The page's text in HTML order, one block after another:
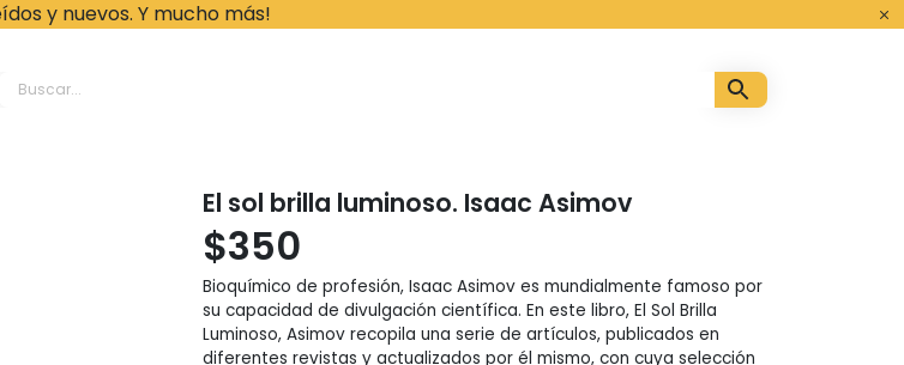
y nuevos. Y mucho más!
El sol brilla luminoso. Isaac Asimov
$350
Bioquímico de profesión, Isaac Asimov es mundialmente famoso por
su capacidad de divulgación científica. En este libro, El Sol Brilla
Luminoso, Asimov recopila una serie de artículos, publicados en
diferentes revistas y actualizados por él mismo, con cuya selección